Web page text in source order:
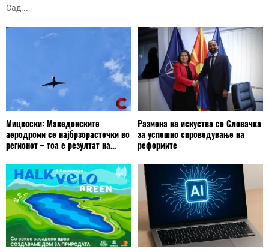
Сад...
Мицкоски: Македонските
аеродроми се најбрзорастечки во
регионот – тоа е резултат на...
Размена на искуства со Словачка
за успешно спроведување на
реформите